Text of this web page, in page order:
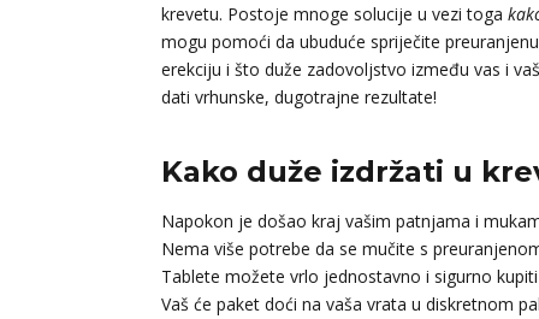
krevetu. Postoje mnoge solucije u vezi toga
mogu pomoći da ubuduće spriječite
erekciju i što duže zadovoljstvo između vas i
dati vrhunske, dugotrajne rezultate!
Kako duže izdržati u
Napokon je došao kraj vašim patnjama i
Nema više potrebe da se mučite s
Tablete možete vrlo jednostavno i sigurno
Vaš će paket doći na vaša vrata u diskretnom